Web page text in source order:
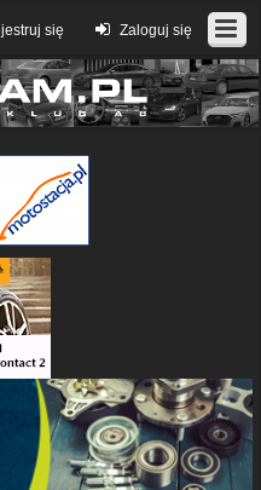
Zaloguj się
się